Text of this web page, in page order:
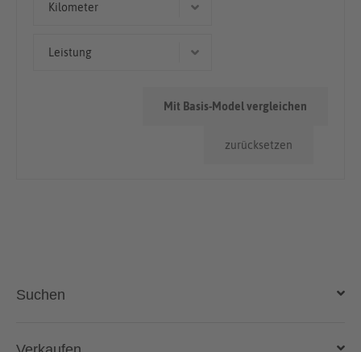
Kilometer
50.000km - 100.000km
Leistung
zurücksetzen
Mit Basis-Model vergleichen
Suchen
Auto kaufen